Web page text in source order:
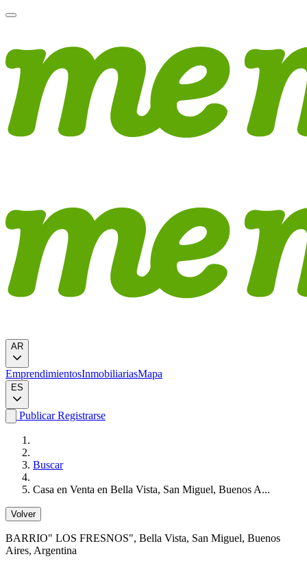
AR
EmprendimientosInmobiliariasMapa
ES
PublicarRegistrarse
Buscar
Casa en Venta en Bella Vista, San Miguel, Buenos A...
Volver
BARRIO" LOS FRESNOS", Bella Vista, San Miguel, Buenos
Aires, Argentina